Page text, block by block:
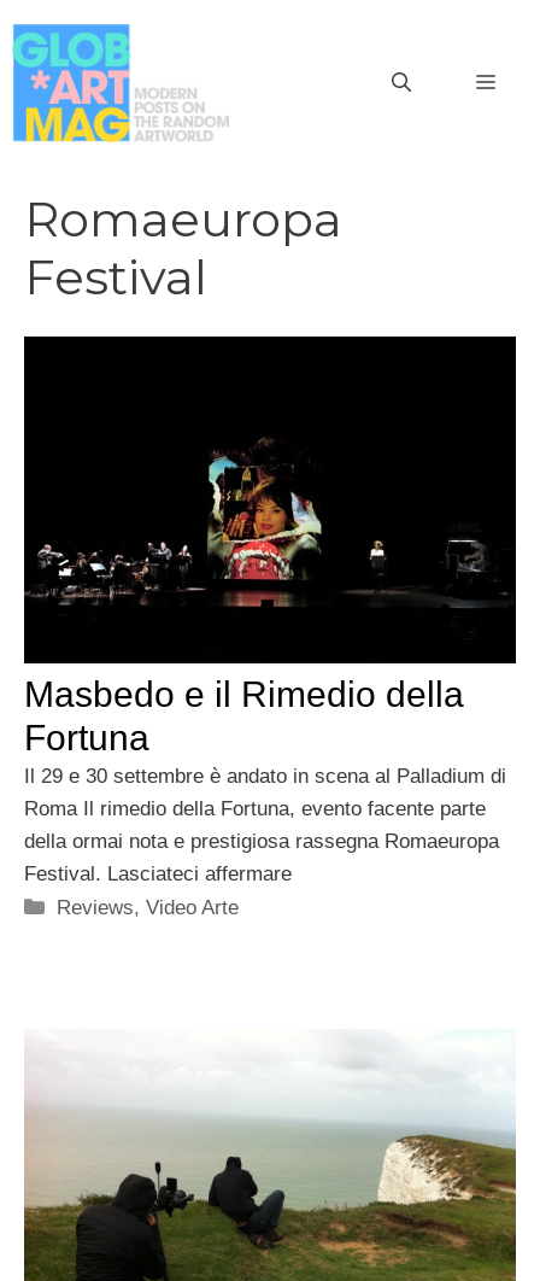
al
contenuto
Romaeuropa
Festival
Masbedo e il Rimedio della
Fortuna
Il 29 e 30 settembre è andato in scena al Palladium di
Roma Il rimedio della Fortuna, evento facente parte
della ormai nota e prestigiosa rassegna Romaeuropa
Festival. Lasciateci affermare
Categorie
Reviews,Video Arte